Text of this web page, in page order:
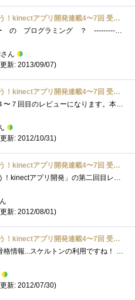
！kinectアプリ開発連載4〜7回 受講票
Kinectセンサー の プログラミング ？ ----------▼---2012/11/514:09add-----▼----------------=======▽=====KinectSensorLinkList=======▽==========・kinectセンサー首振�...
ん
新: 2013/09/07)
！kinectアプリ開発連載4〜7回 受講票
今回は、連載４〜７回目のレビューになります。本格的にプログラミングな感じになっていきますが、連載の通りに進めていけば問題ないでしょ�...
新: 2012/10/31)
！kinectアプリ開発連載4〜7回 受講票
「やってみよう！kinectアプリ開発」の第二回目レビューを記載させていただきたいと思います。今回の課題は下記のようになっておりました。や�...
新: 2012/08/01)
！kinectアプリ開発連載4〜7回 受講票
さて、今回は骨格情報...スケルトンの利用ですね！ 全体の流れはこうです。----------------------------------------プロジェクトを開くプロジェクトへの�...
新: 2012/07/30)